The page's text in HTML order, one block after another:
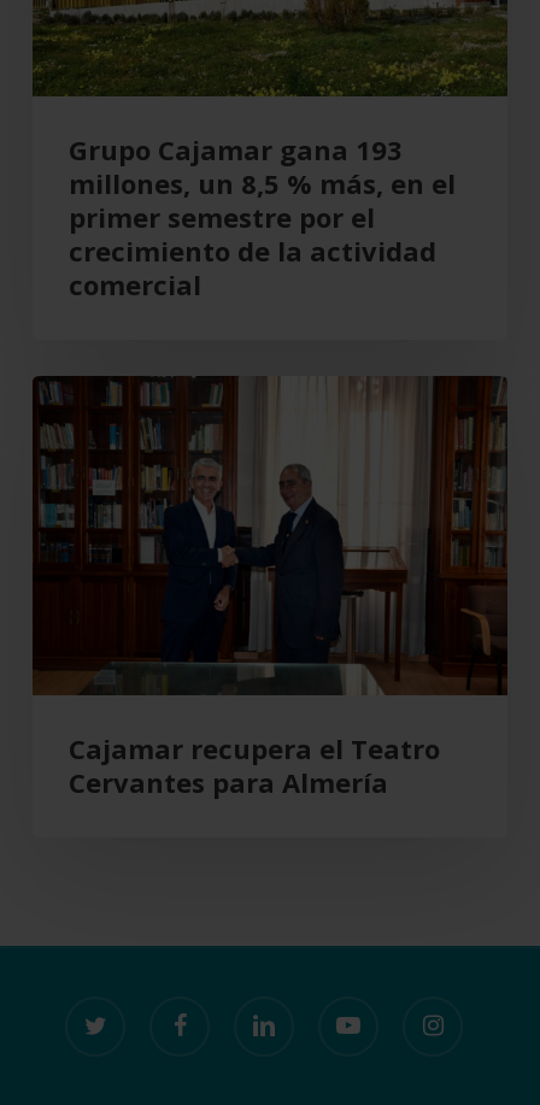
%
más,
en
primer
semestre
crecimiento
actividad
comercial
Grupo Cajamar gana 193
millones, un 8,5 % más, en el
primer semestre por el
crecimiento de la actividad
comercial
Cajamar
recupera
el
Teatro
Cervantes
para
Cajamar recupera el Teatro
Cervantes para Almería